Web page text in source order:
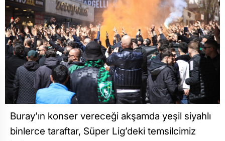
Buray’ın konser vereceği akşamda yeşil siyahlı
binlerce taraftar, Süper Lig’deki temsilcimiz